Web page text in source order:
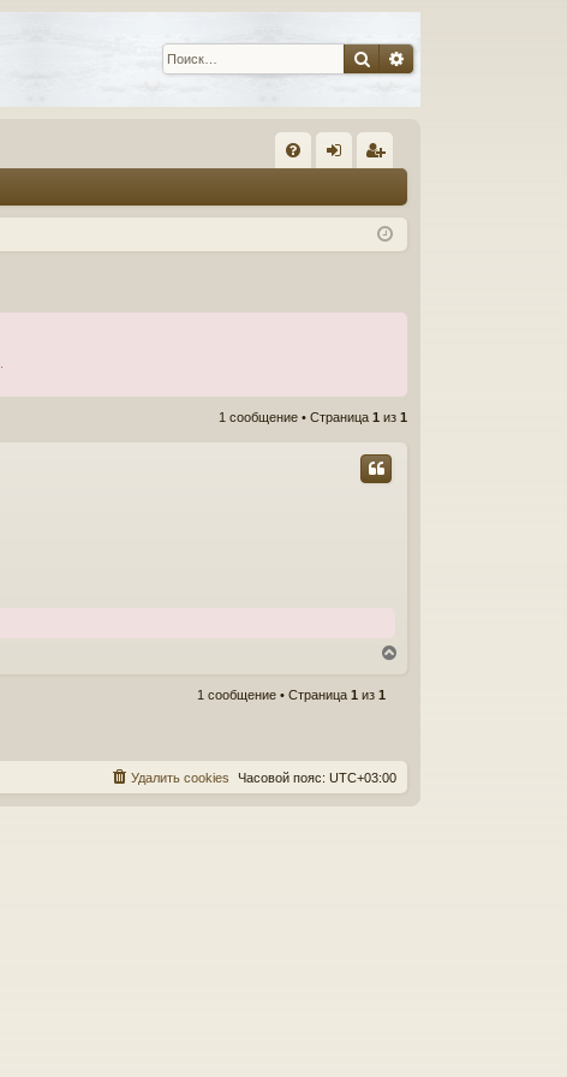
Поиск
С
Q д ис
1 сообщение • Страница 1 из 1
ь
с
1 сообщение • Страница 1 из 1
Часовой пояс: UTC+03:00
Удалить cookies